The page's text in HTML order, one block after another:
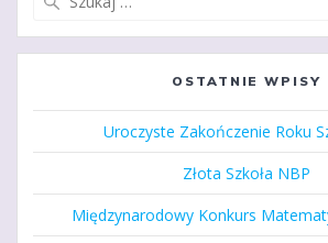
OSTATNIE WPISY
Uroczyste Zakończenie Roku
Złota Szkoła NBP
Międzynarodowy Konkurs